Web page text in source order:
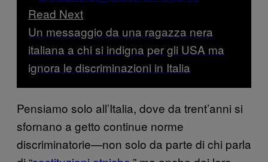
Read Next
Un messaggio da una ragazza nera
italiana a chi si indigna per gli USA ma
ignora le discriminazioni in Italia
Pensiamo solo all’Italia, dove da trent’anni si
sfornano a getto continue norme
discriminatorie—non solo da parte di chi parla